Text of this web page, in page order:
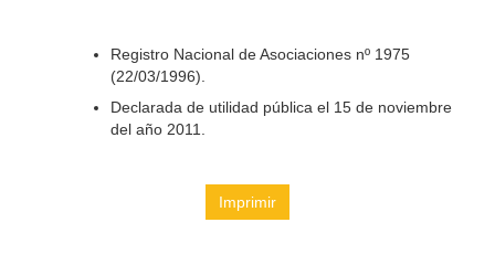
Registro Nacional de Asociaciones nº 1975
(22/03/1996).
Declarada de utilidad pública el 15 de noviembre
del año 2011.
Imprimir